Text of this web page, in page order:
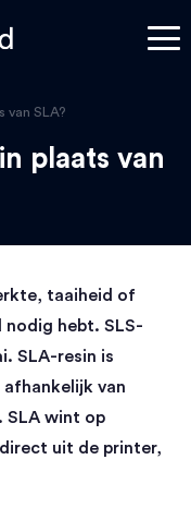
van SLA?
plaats van
taaiheid of
hebt. SLS-
SLA-resin is
van
SLA wint op
uit de printer,